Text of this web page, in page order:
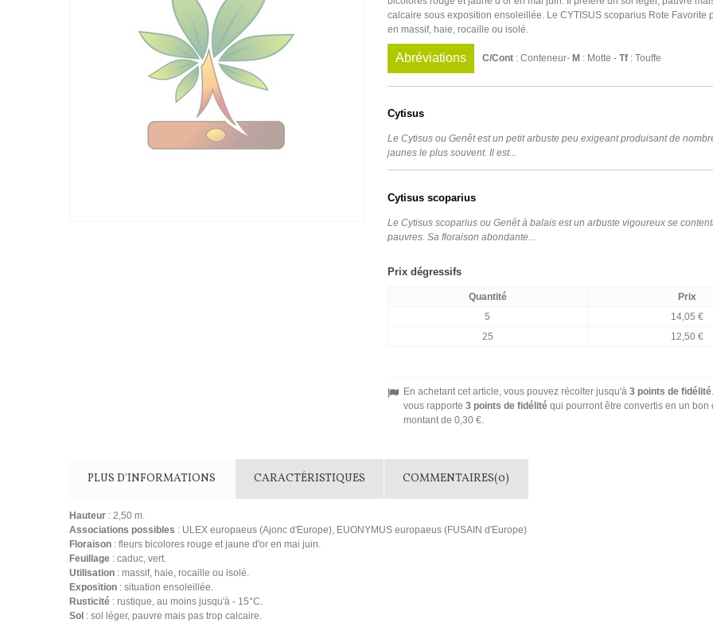
calcaire sous exposition ensoleillée. Le CYTISUS scoparius Rote Favorite
en massif, haie, rocaille ou isolé.
Abréviations C/Cont: Conteneur- M : Motte - Tf: Touffe
Cytisus
Le Cytisus ou Genêt est un petit arbuste peu exigeant produisant de
jaunes le plus souvent. Il est...
Cytisus scoparius
Le Cytisus scoparius ou Genêt à balais est un arbuste vigoureux se
pauvres. Sa floraison abondante...
Prix dégressifs
Quantité
Prix
5
14,05 €
25
12,50 €
En achetant cet article, vous pouvez récolter jusqu'à 3points de fidélité
vous rapporte 3points de fidélitéqui pourront être convertis en un bon
montant de 0,30 €.
PLUS D'INFORMATIONS CARACTÉRISTIQUES COMMENTAIRES(0)
Hauteur : 2,50 m.
Associations possibles : ULEX europaeus (Ajonc d'Europe), EUONYMUS europaeus (FUSAIN d'Europe)
Floraison : fleurs bicolores rouge et jaune d'or en mai juin.
Feuillage : caduc, vert.
Utilisation : massif, haie, rocaille ou isolé.
Exposition : situation ensoleillée.
Rusticité : rustique, au moins jusqu'à - 15°C.
Sol : sol léger, pauvre mais pas trop calcaire.